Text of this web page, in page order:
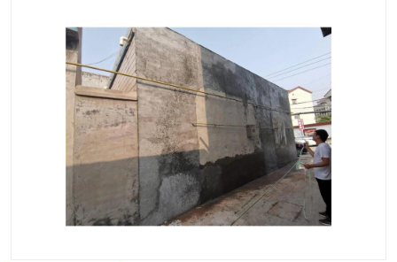
自流平水泥
瓷砖粘合剂 沥青冷补料
高延性混凝土 速凝剂
碳纤维布 金刚砂
桥梁伸缩缝快速修补料 防静电不发火砂浆